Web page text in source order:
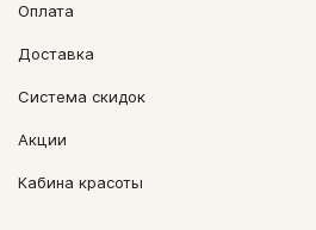
Оплата
Доставка
Система скидок
Акции
Кабина красоты